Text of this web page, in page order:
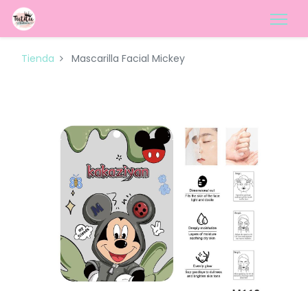
Tienda Mascarilla Facial Mickey